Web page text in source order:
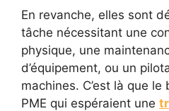
En revanche, elles sont
tâche nécessitant une
physique, une
d’équipement, ou un
machines. C’est là que
PME qui espéraient une